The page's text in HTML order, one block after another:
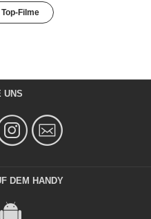
Filme
UNS
DEM HANDY